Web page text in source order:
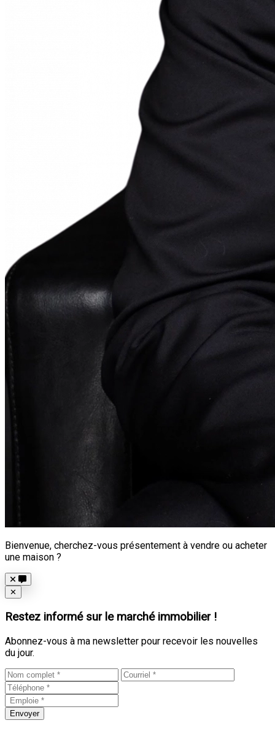
Bienvenue, cherchez-vous présentement à vendre ou acheter
une maison ?
Close
✕
Restez informé sur le marché immobilier !
Abonnez-vous à ma newsletter pour recevoir les nouvelles
du jour.
Envoyer